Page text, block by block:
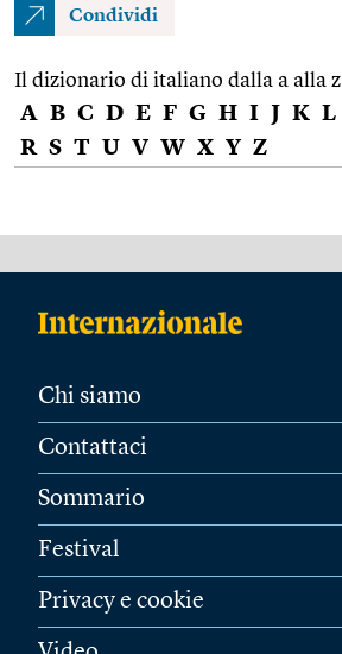
Condividi
Il dizionario di italiano dalla a alla z
A B C D E F G H I J K L
R S T U V W X Y Z
Chi siamo
Contattaci
Sommario
Festival
Privacy e cookie